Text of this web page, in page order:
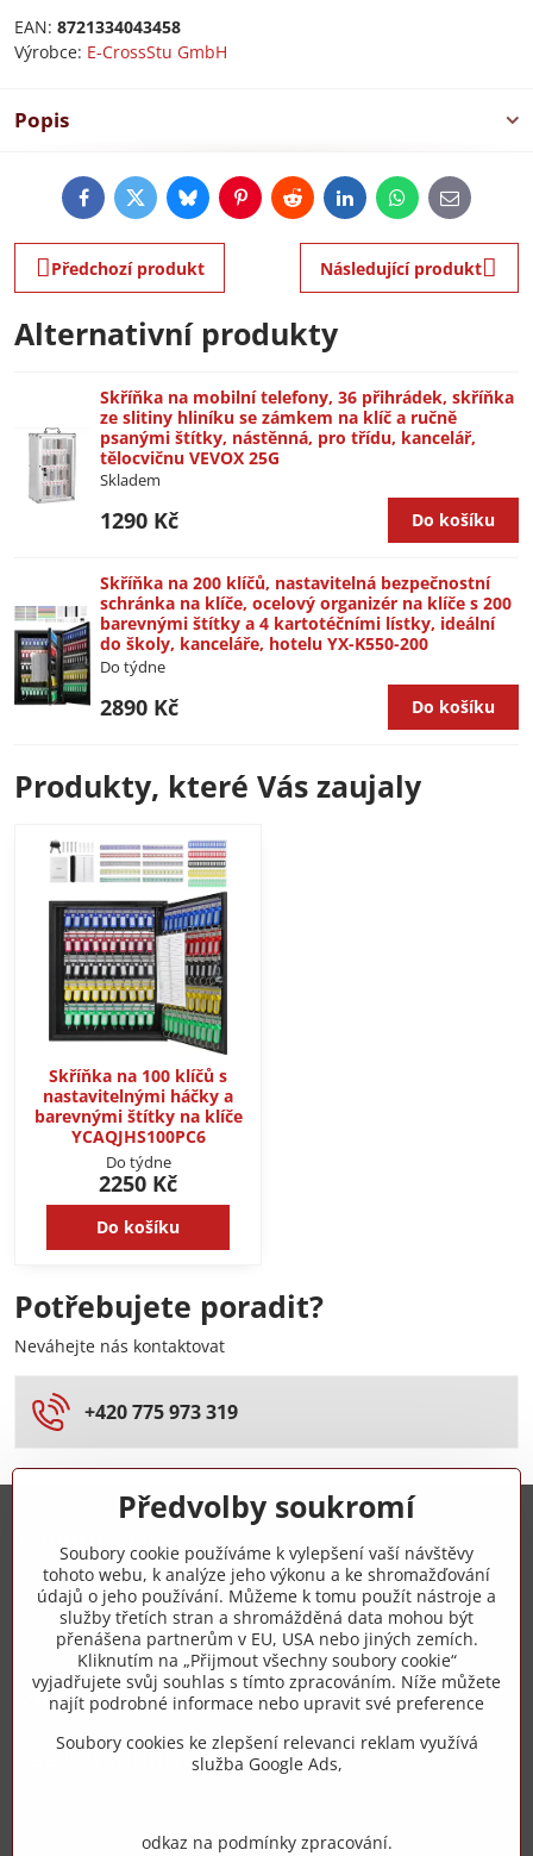
EAN: 8721334043458
Výrobce: E-CrossStu GmbH​
Popis
FacebookTwitterBlueskyPinterestRedditLinkedInWhatsApp
E-
mail
Předchozí produkt Následující produkt
Alternativní produkty
Skříňka na mobilní telefony, 36 přihrádek, skříňka
ze slitiny hliníku se zámkem na klíč a ručně
psanými štítky, nástěnná, pro třídu, kancelář,
tělocvičnu VEVOX 25G
Skladem
1290 Kč Do košíku
Skříňka na 200 klíčů, nastavitelná bezpečnostní
schránka na klíče, ocelový organizér na klíče s 200
barevnými štítky a 4 kartotéčními lístky, ideální
do školy, kanceláře, hotelu YX-K550-200
Do týdne
2890 Kč Do košíku
Produkty, které Vás zaujaly
Skříňka na 100 klíčů s
nastavitelnými háčky a
barevnými štítky na klíče
YCAQJHS100PC6
Do týdne
2250 Kč
Do košíku
Potřebujete poradit?
Neváhejte nás kontaktovat
+420 775 973 319
+420 775 973 319
info​@zipzop​.cz
Objednávky
Vše k nákupu
Předvolby soukromí
Soubory cookie používáme k vylepšení vaší návštěvy
tohoto webu, k analýze jeho výkonu a ke shromažďování
údajů o jeho používání. Můžeme k tomu použít nástroje a
služby třetích stran a shromážděná data mohou být
přenášena partnerům v EU, USA nebo jiných zemích.
Kliknutím na „Přijmout všechny soubory cookie“
vyjadřujete svůj souhlas s tímto zpracováním. Níže můžete
najít podrobné informace nebo upravit své preference
Soubory cookies ke zlepšení relevanci reklam využívá
služba Google Ads,
odkaz na podmínky zpracování.